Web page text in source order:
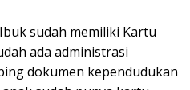
sudah memiliki Kartu
ada administrasi
dokumen kependudukan